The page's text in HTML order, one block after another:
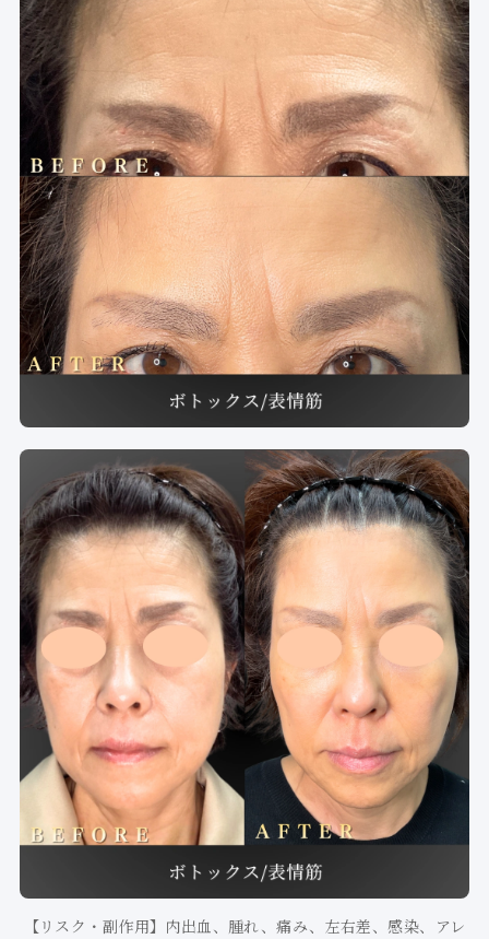
【リスク・副作用】内出血、腫れ、痛み、左右差、感染、アレ